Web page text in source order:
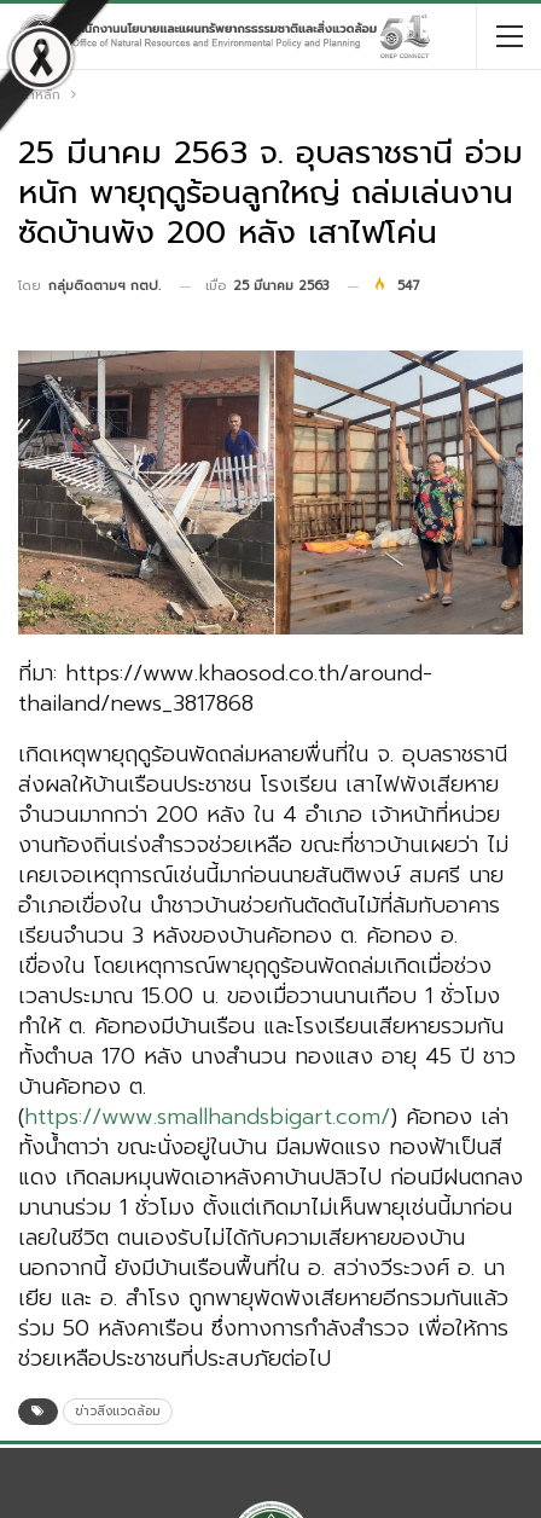
หน้าหลัก
25 มีนาคม 2563 จ. อุบลราชธานี อ่วม
หนัก พายุฤดูร้อนลูกใหญ่ ถล่มเล่นงาน
ซัดบ้านพัง 200 หลัง เสาไฟโค่น
โดย กลุ่มติดตามฯ กตป. เมื่อ 25 มีนาคม 2563 547
ที่มา: https://www.khaosod.co.th/around-
thailand/news_3817868
เกิดเหตุพายุฤดูร้อนพัดถล่มหลายพื่นที่ใน จ. อุบลราชธานี
ส่งผลให้บ้านเรือนประชาชน โรงเรียน เสาไฟพังเสียหาย
จำนวนมากกว่า 200 หลัง ใน 4 อำเภอ เจ้าหน้าที่หน่วย
งานท้องถิ่นเร่งสำรวจช่วยเหลือ ขณะที่ชาวบ้านเผยว่า ไม่
เคยเจอเหตุการณ์เช่นนี้มาก่อนนายสันติพงษ์ สมศรี นาย
อำเภอเขื่องใน นำชาวบ้านช่วยกันตัดต้นไม้ที่ล้มทับอาคาร
เรียนจำนวน 3 หลังของบ้านค้อทอง ต. ค้อทอง อ.
เขื่องใน โดยเหตุการณ์พายุฤดูร้อนพัดถล่มเกิดเมื่อช่วง
เวลาประมาณ 15.00 น. ของเมื่อวานนานเกือบ 1 ชั่วโมง
ทำให้ ต. ค้อทองมีบ้านเรือน และโรงเรียนเสียหายรวมกัน
ทั้งตำบล 170 หลัง นางสำนวน ทองแสง อายุ 45 ปี ชาว
บ้านค้อทอง ต.
(https://www.smallhandsbigart.com/) ค้อทอง เล่า
ทั้งน้ำตาว่า ขณะนั่งอยู่ในบ้าน มีลมพัดแรง ทองฟ้าเป็นสี
แดง เกิดลมหมุนพัดเอาหลังคาบ้านปลิวไป ก่อนมีฝนตกลง
มานานร่วม 1 ชั่วโมง ตั้งแต่เกิดมาไม่เห็นพายุเช่นนี้มาก่อน
เลยในชีวิต ตนเองรับไม่ได้กับความเสียหายของบ้าน
นอกจากนี้ ยังมีบ้านเรือนพื้นที่ใน อ. สว่างวีระวงศ์ อ. นา
เยีย และ อ. สำโรง ถูกพายุพัดพังเสียหายอีกรวมกันแล้ว
ร่วม 50 หลังคาเรือน ซึ่งทางการกำลังสำรวจ เพื่อให้การ
ช่วยเหลือประชาชนที่ประสบภัยต่อไป
ข่าวสิ่งแวดล้อม